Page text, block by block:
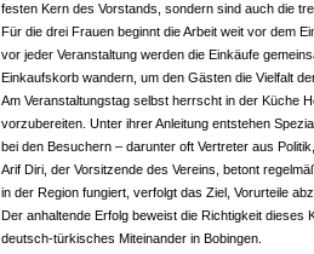
festen Kern des Vorstands, sondern sind auch die
Für die drei Frauen beginnt die Arbeit weit vor dem
vor jeder Veranstaltung werden die Einkäufe
Einkaufskorb wandern, um den Gästen die Vielfalt
Am Veranstaltungstag selbst herrscht in der Küche
vorzubereiten. Unter ihrer Anleitung entstehen
bei den Besuchern – darunter oft Vertreter aus
Arif Diri, der Vorsitzende des Vereins, betont
in der Region fungiert, verfolgt das Ziel, Vorurteile
Der anhaltende Erfolg beweist die Richtigkeit
deutsch-türkisches Miteinander in Bobingen.